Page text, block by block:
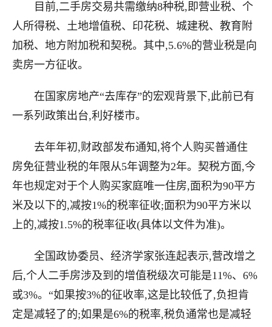
目前,二手房交易共需缴纳8种税,即营业税、个
人所得税、土地增值税、印花税、城建税、教育附
加税、地方附加税和契税。其中,5.6%的营业税是向
卖房一方征收。
在国家房地产“去库存”的宏观背景下,此前已有
一系列政策出台,利好楼市。
去年年初,财政部发布通知,将个人购买普通住
房免征营业税的年限从5年调整为2年。契税方面,今
年也规定对于个人购买家庭唯一住房,面积为90平方
米及以下的,减按1%的税率征收;面积为90平方米以
上的,减按1.5%的税率征收(具体以文件为准)。
全国政协委员、经济学家张连起表示,营改增之
后,个人二手房涉及到的增值税级次可能是11%、6%
或3%。“如果按3%的征收率,这是比较低了,负担肯
定是减轻了的;如果是6%的税率,税负通常也是减轻